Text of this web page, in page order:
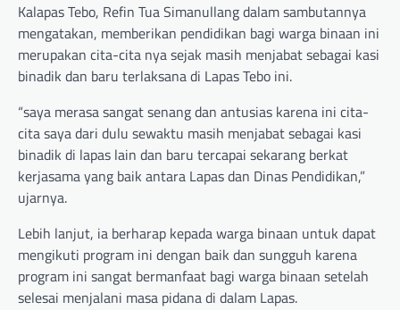
Kalapas Tebo, Refin Tua Simanullang dalam sambutannya
mengatakan, memberikan pendidikan bagi warga binaan ini
merupakan cita-cita nya sejak masih menjabat sebagai kasi
binadik dan baru terlaksana di Lapas Tebo ini.
“saya merasa sangat senang dan antusias karena ini cita-
cita saya dari dulu sewaktu masih menjabat sebagai kasi
binadik di lapas lain dan baru tercapai sekarang berkat
kerjasama yang baik antara Lapas dan Dinas Pendidikan,”
ujarnya.
Lebih lanjut, ia berharap kepada warga binaan untuk dapat
mengikuti program ini dengan baik dan sungguh karena
program ini sangat bermanfaat bagi warga binaan setelah
selesai menjalani masa pidana di dalam Lapas.